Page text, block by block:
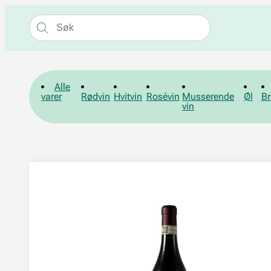
Alle
varer
Rødvin Hvitvin Rosévin Musserende
vin
Øl